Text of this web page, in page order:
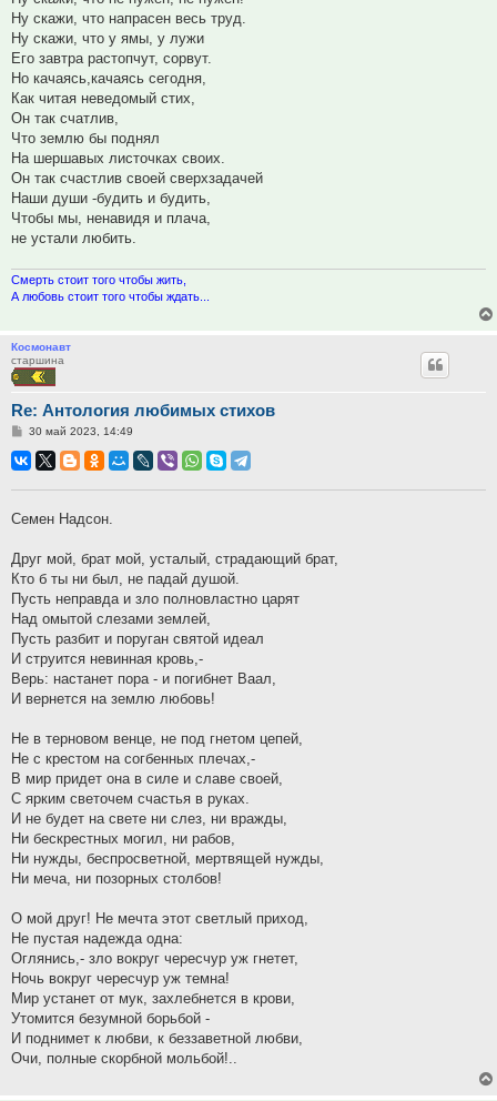
Ну скажи, что напрасен весь труд.
Ну скажи, что у ямы, у лужи
Его завтра растопчут, сорвут.
Но качаясь,качаясь сегодня,
Как читая неведомый стих,
Он так счатлив,
Что землю бы поднял
На шершавых листочках своих.
Он так счастлив своей сверхзадачей
Наши души -будить и будить,
Чтобы мы, ненавидя и плача,
не устали любить.
Смерть стоит того чтобы жить,
А любовь стоит того чтобы ждать...
Космонавт
старшина
Re: Антология любимых стихов
Сообщение
30 май 2023, 14:49
Семен Надсон.
Друг мой, брат мой, усталый, страдающий брат,
Кто б ты ни был, не падай душой.
Пусть неправда и зло полновластно царят
Над омытой слезами землей,
Пусть разбит и поруган святой идеал
И струится невинная кровь,-
Верь: настанет пора - и погибнет Ваал,
И вернется на землю любовь!
Не в терновом венце, не под гнетом цепей,
Не с крестом на согбенных плечах,-
В мир придет она в силе и славе своей,
С ярким светочем счастья в руках.
И не будет на свете ни слез, ни вражды,
Ни бескрестных могил, ни рабов,
Ни нужды, беспросветной, мертвящей нужды,
Ни меча, ни позорных столбов!
О мой друг! Не мечта этот светлый приход,
Не пустая надежда одна:
Оглянись,- зло вокруг чересчур уж гнетет,
Ночь вокруг чересчур уж темна!
Мир устанет от мук, захлебнется в крови,
Утомится безумной борьбой -
И поднимет к любви, к беззаветной любви,
Очи, полные скорбной мольбой!..